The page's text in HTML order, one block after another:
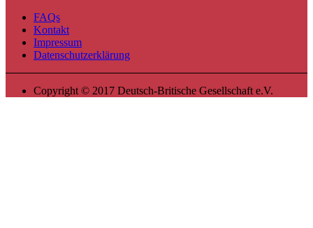
FAQs
Kontakt
Impressum
Datenschutzerklärung
Copyright © 2017 Deutsch-Britische Gesellschaft e.V.